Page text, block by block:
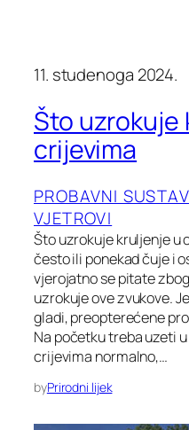
11. studenoga 2024.
Što uzrokuje
crijevima
PROBAVNI SUSTAV
VJETROVI
Što uzrokuje kruljenje u
često ili ponekad čuje i
vjerojatno se pitate
uzrokuje ove zvukove.
gladi, preopterećene
Na početku treba uzeti
crijevima normalno,…
byPrirodni lijek